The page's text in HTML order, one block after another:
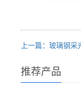
上一篇：玻璃钢采
推荐产品